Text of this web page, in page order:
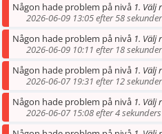
Någon hade problem på nivå 1. Välj
2026-06-09 13:05 efter 58
Någon hade problem på nivå 1. Välj
2026-06-09 10:11 efter 18
Någon hade problem på nivå 1. Välj
2026-06-07 19:31 efter 12
Någon hade problem på nivå 1. Välj
2026-06-07 15:08 efter 4